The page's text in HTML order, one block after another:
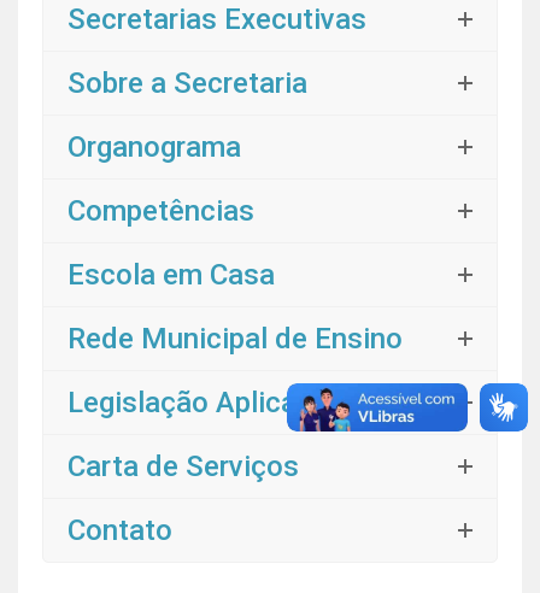
Secretarias Executivas
Sobre a Secretaria
Organograma
Competências
Escola em Casa
Rede Municipal de Ensino
Legislação Aplicável
Carta de Serviços
Contato